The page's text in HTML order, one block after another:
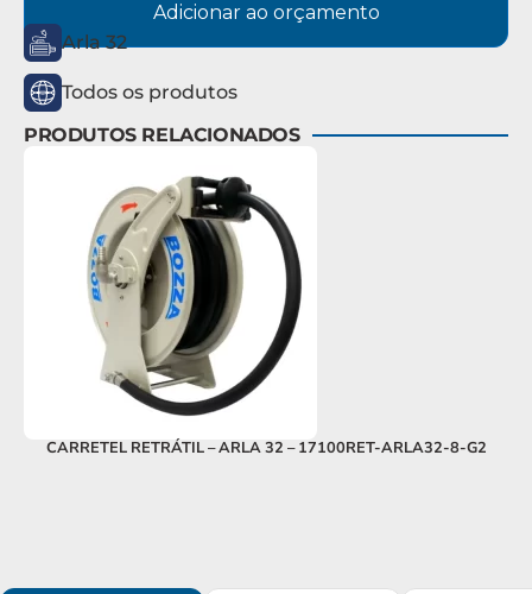
Adicionar ao orçamento
Arla 32
Todos os produtos
PRODUTOS RELACIONADOS
CARRETEL RETRÁTIL – ARLA 32 – 17100RET-ARLA32-8-G2